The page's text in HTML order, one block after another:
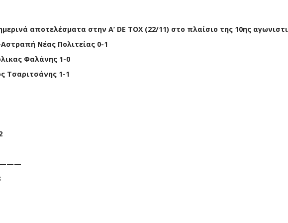
αποτελέσματα στην Α’ DE TOX (22/11) στο πλαίσιο της 10ης
Νέας Πολιτείας 0-1
Φαλάνης 1-0
Τσαριτσάνης 1-1